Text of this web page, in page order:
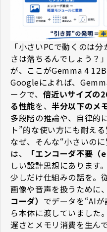
「小さいPCで動くのは
さは落ちるんでしょう？
が、ここがGemma 4 12B
Googleによれば、
ークで、 倍近いサイズの
る性能を、半分以下のメ
多段階の推論や、自律的
ト”的な使い方にも耐える
なぜ、そんな“小さいの
は、
「エンコーダ不要
しい設計思想にあります。
少しだけ仕組みの話を。
画像や音声を扱うために
コーダ） でデータを“AI
ら本体に渡していました
遅さとメモリ消費を生ん